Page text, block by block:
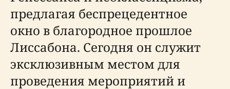
предлагая беспрецедентное
окно в благородное прошлое
Лиссабона. Сегодня он служит
эксклюзивным местом для
проведения мероприятий и